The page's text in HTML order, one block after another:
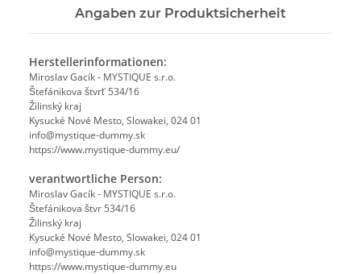
Angaben zur Produktsicherheit
Herstellerinformationen:
Miroslav Gacík - MYSTIQUE s.r.o.
Štefánikova štvrť 534/16
Žilinský kraj
Kysucké Nové Mesto, Slowakei, 024 01
info@mystique-dummy.sk
https://www.mystique-dummy.eu/
verantwortliche Person:
Miroslav Gacík - MYSTIQUE s.r.o.
Štefánikova štvr 534/16
Žilinský kraj
Kysucké Nové Mesto, Slowakei, 024 01
info@mystique-dummy.sk
https://www.mystique-dummy.eu